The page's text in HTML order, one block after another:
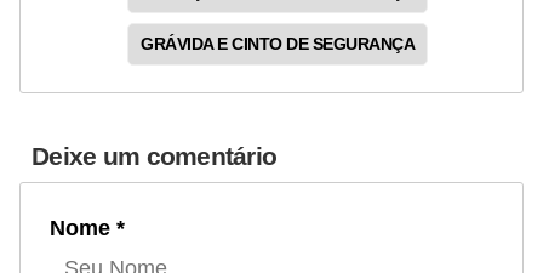
GRÁVIDA E CINTO DE SEGURANÇA
Deixe um comentário
Nome *